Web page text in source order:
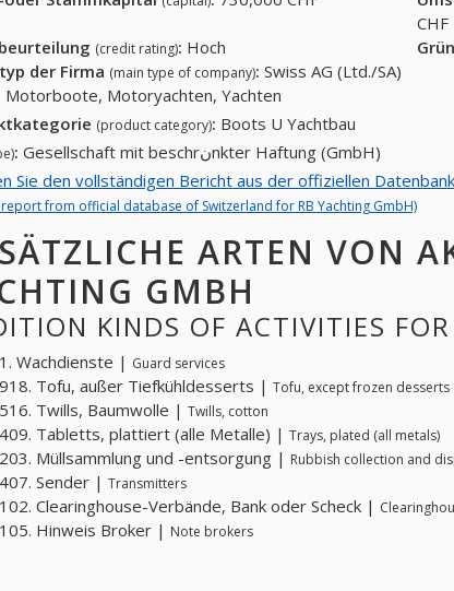
CHF
(credit rating): Hoch
der Firma (main type of company): Swiss AG (Ltd./SA)
Motorboote, Motoryachten, Yachten
(product category): Boots U Yachtbau
:
Gesellschaft mit beschrنnkter Haftung (GmbH)
Sie den vollständigen Bericht aus der offiziellen
from official database of Switzerland for RB Yachting GmbH)
ARTEN VON
GMBH
KINDS OF ACTIVITIES
Wachdienste | Guard services
Tofu, außer Tiefkühldesserts | Tofu, except frozen desserts
Twills, Baumwolle | Twills, cotton
Tabletts, plattiert (alle Metalle) | Trays, plated (all metals)
Müllsammlung und -entsorgung | Rubbish collection and
Sender | Transmitters
Clearinghouse-Verbände, Bank oder Scheck |
Hinweis Broker | Note brokers